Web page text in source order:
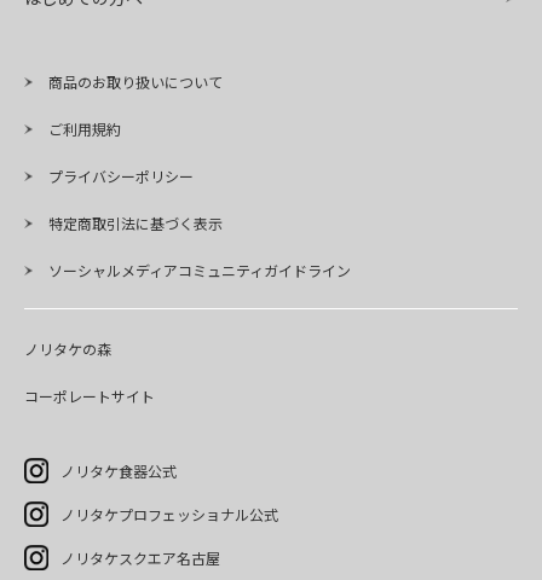
商品のお取り扱いについて
ご利用規約
プライバシーポリシー
特定商取引法に基づく表示
ソーシャルメディアコミュニティガイドライン
ノリタケの森
コーポレートサイト
ノリタケ食器公式
ノリタケプロフェッショナル公式
ノリタケスクエア名古屋